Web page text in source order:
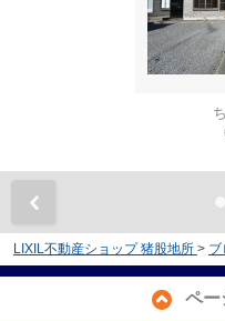
LIXIL不動産ショップ 猪股地所 > ブ
ペー